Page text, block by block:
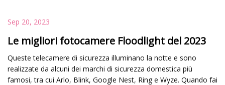
Sep 20, 2023
Le migliori fotocamere Floodlight del 2023
Queste telecamere di sicurezza illuminano la notte e sono
realizzate da alcuni dei marchi di sicurezza domestica più
famosi, tra cui Arlo, Blink, Google Nest, Ring e Wyze. Quando fai